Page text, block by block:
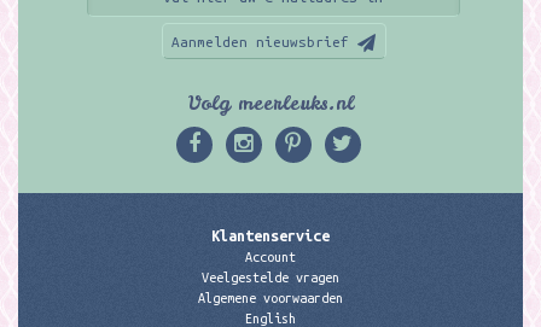
Aanmelden nieuwsbrief
Volg meerleuks.nl
Klantenservice
Account
Veelgestelde vragen
Algemene voorwaarden
English